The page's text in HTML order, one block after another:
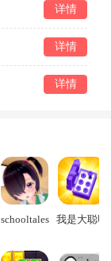
详情
详情
详情
schooltales 我是大聪明